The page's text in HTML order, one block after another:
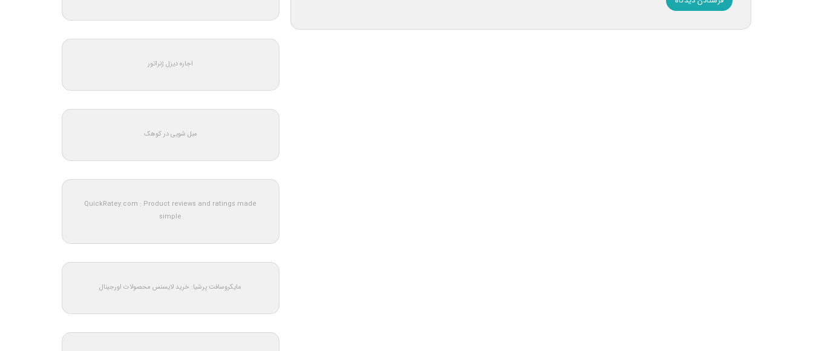
اجاره دیزل ژنراتور
مبل شویی در کوهک
QuickRatey.com : Product reviews and ratings made
simple
مایکروسافت پرشیا: خرید لایسنس محصولات اورجینال